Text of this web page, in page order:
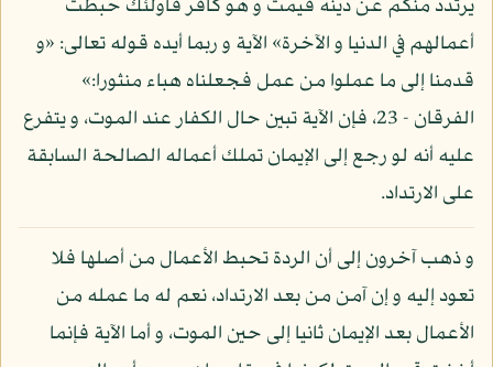
يرتدد منكم عن دينه فيمت و هو كافر فأولئك حبطت
أعمالهم في الدنيا و الآخرة» الآية و ربما أيده قوله تعالى: «و
قدمنا إلى ما عملوا من عمل فجعلناه هباء منثورا:»
الفرقان - 23، فإن الآية تبين حال الكفار عند الموت، و يتفرع
عليه أنه لو رجع إلى الإيمان تملك أعماله الصالحة السابقة
على الارتداد.
و ذهب آخرون إلى أن الردة تحبط الأعمال من أصلها فلا
تعود إليه و إن آمن من بعد الارتداد، نعم له ما عمله من
الأعمال بعد الإيمان ثانيا إلى حين الموت، و أما الآية فإنما